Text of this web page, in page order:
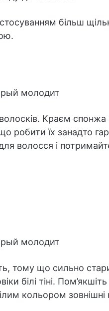
більш
Краєм спонжа
робити їх занадто
волосся і
тому що сильно
білі тіні. Пом’якшіть
кольором зовнішні